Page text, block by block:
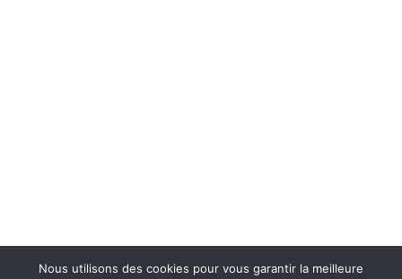
Nous utilisons des cookies pour vous garantir la meilleure